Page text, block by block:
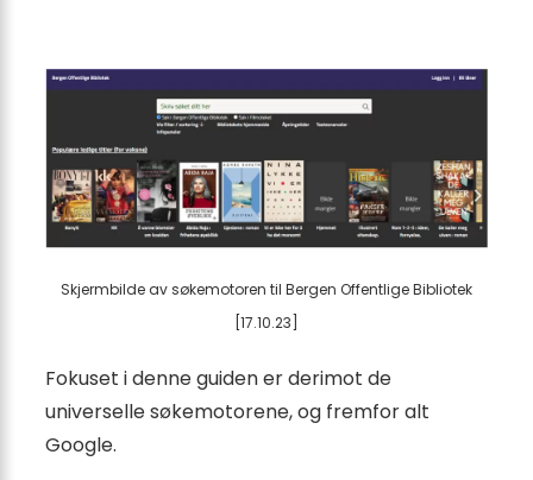
Skjermbilde av søkemotoren til Bergen Offentlige Bibliotek
[17.10.23]
Fokuset i denne guiden er derimot de
universelle søkemotorene, og fremfor alt
Google.